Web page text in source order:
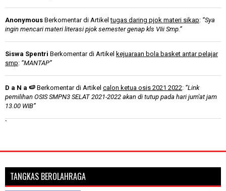
Anonymous Berkomentar di Artikeltugas daring pjok materi sikap: “Sya
ingin mencari materi literasi pjok semester genap kls VIii Smp.”
Siswa Spentri Berkomentar di Artikel kejuaraan bola basket antar pelajar
smp: “MANTAP”
D a N a 🍉 Berkomentar di Artikel calon ketua osis 2021 2022: “Link
pemilihan OSIS SMPN3 SELAT 2021-2022 akan di tutup pada hari jum'at jam
13.00 WIB”
`
TANGKAS BEROLAHRAGA